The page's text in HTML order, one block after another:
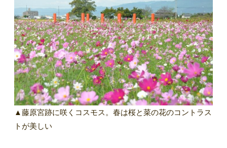
▲藤原宮跡に咲くコスモス。春は桜と菜の花のコントラス
トが美しい